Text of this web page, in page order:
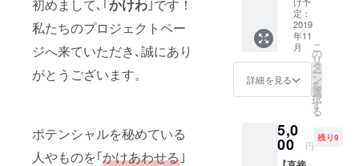
初めまして､｢かけわ｣です！
私たちのプロジェクトペー
ジへ来ていただき､誠にあり
がとうございます。
ポテンシャルを秘めている
人やものを｢かけあわせる｣
を送ら
せてい
ただき
ます。
ちが千
葉の耕
作放棄
地を活
用し、
地方農
家、障
と協力
して
作った
定：
2019
年11
月
詳細を見る
こ
の
リ
タ
ー
ン
を
選
択
す
る
5,0
00 円
残り9